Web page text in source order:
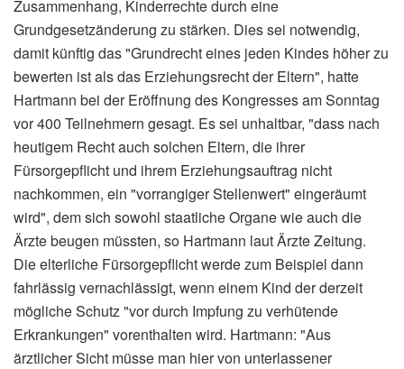
Zusammenhang, Kinderrechte durch eine
Grundgesetzänderung zu stärken. Dies sei notwendig,
damit künftig das "Grundrecht eines jeden Kindes höher zu
bewerten ist als das Erziehungsrecht der Eltern", hatte
Hartmann bei der Eröffnung des Kongresses am Sonntag
vor 400 Teilnehmern gesagt. Es sei unhaltbar, "dass nach
heutigem Recht auch solchen Eltern, die ihrer
Fürsorgepflicht und ihrem Erziehungsauftrag nicht
nachkommen, ein "vorrangiger Stellenwert" eingeräumt
wird", dem sich sowohl staatliche Organe wie auch die
Ärzte beugen müssten, so Hartmann laut Ärzte Zeitung.
Die elterliche Fürsorgepflicht werde zum Beispiel dann
fahrlässig vernachlässigt, wenn einem Kind der derzeit
mögliche Schutz "vor durch Impfung zu verhütende
Erkrankungen" vorenthalten wird. Hartmann: "Aus
ärztlicher Sicht müsse man hier von unterlassener